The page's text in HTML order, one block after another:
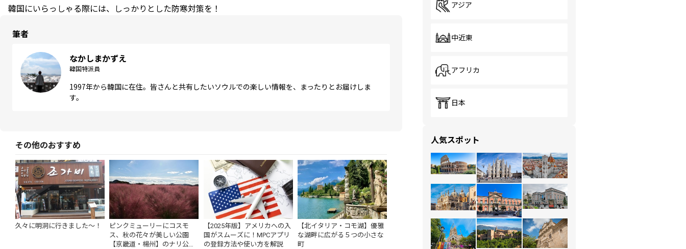
韓国にいらっしゃる際には、しっかりとした防寒対策を！
筆者
なかしまかずえ
韓国特派員
1997年から韓国に在住。皆さんと共有したいソウルでの楽しい情報を、まったりとお届けしま
す。
その他のおすすめ
久々に明洞に行きました～！
ピンクミューリーにコスモ
ス、秋の花々が美しい公園
【京畿道・楊州】のナリ公園
【2025年版】アメリカへの入
国がスムーズに！MPCアプリ
の登録方法や使い方を解説
【北イタリア・コモ湖】優雅
な湖畔に広がる５つの小さな
町
アジア
中近東
アフリカ
日本
人気スポット